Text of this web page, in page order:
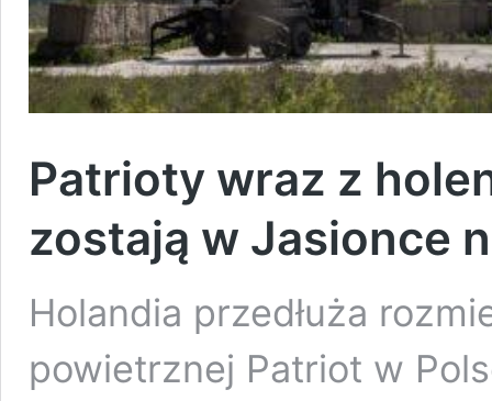
Patrioty wraz z
zostają w Jasionce
Holandia przedłuża
powietrznej Patriot w